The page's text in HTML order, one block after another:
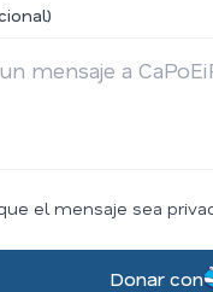
el mensaje sea
Donar con